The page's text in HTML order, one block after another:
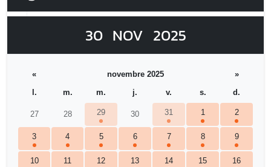
30 NOV 2025
« novembre 2025
»
l.
m. m. j. v. s. d.
27 28 29 30 31 1 2
3 4 5 6 7 8 9
10 11 12 13 14 15 16